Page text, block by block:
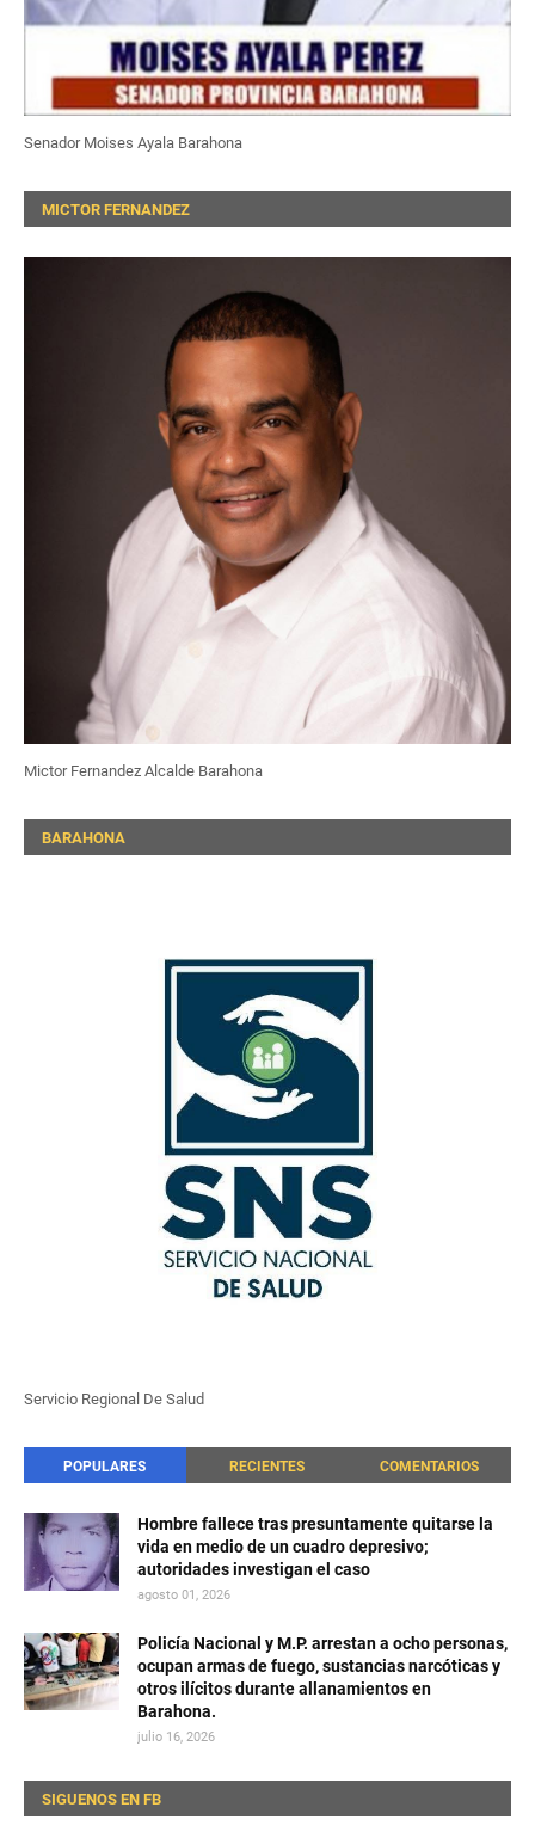
Senador Moises Ayala Barahona
MICTOR FERNANDEZ
Mictor Fernandez Alcalde Barahona
BARAHONA
Servicio Regional De Salud
POPULARES RECIENTES COMENTARIOS
Hombre fallece tras presuntamente quitarse la
vida en medio de un cuadro depresivo;
autoridades investigan el caso
agosto 01, 2026
Policía Nacional y M.P. arrestan a ocho personas,
ocupan armas de fuego, sustancias narcóticas y
otros ilícitos durante allanamientos en
Barahona.
julio 16, 2026
SIGUENOS EN FB